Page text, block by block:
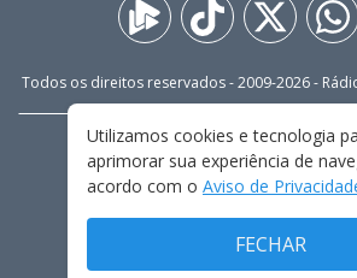
Todos os direitos reservados - 2009-2026-
FALE CONOSCO
TERMOS E CONDIÇÕES DE
Utilizamos cookies e tecnologia
aprimorar sua experiência de
acordo com o Aviso de
FECHAR